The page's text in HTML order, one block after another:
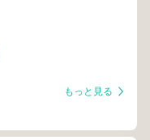
もっと見る